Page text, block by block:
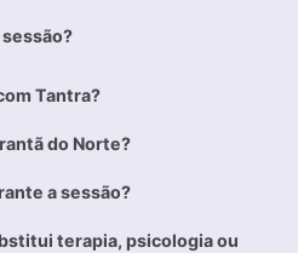
Tantra?
do Norte?
a sessão?
terapia, psicologia ou